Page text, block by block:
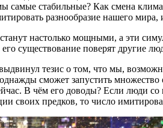
самые стабильные? Как смена
разнообразие нашего мира,
настолько мощными, а эти
существование поверят другие
тезис о том, что мы,
сможет запустить
В чём его доводы? Если люди
своих предков, то число